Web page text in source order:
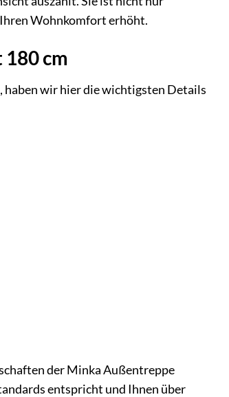
Wohnkomfort erhöht.
cm
haben wir hier die wichtigsten Details
der Minka Außentreppe
entspricht und Ihnen über